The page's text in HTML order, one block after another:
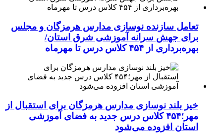
تعامل سازنده نوسازی مدارس هرمزگان و مجلس
برای جهش سرانه آموزشی شرق استان/
بهره‌برداری از ۴۵۴ کلاس درس تا مهرماه
خیز بلند نوسازی مدارس هرمزگان برای استقبال از
مهر؛۴۵۴ کلاس درس جدید به فضای آموزشی
استان افزوده می‌شود